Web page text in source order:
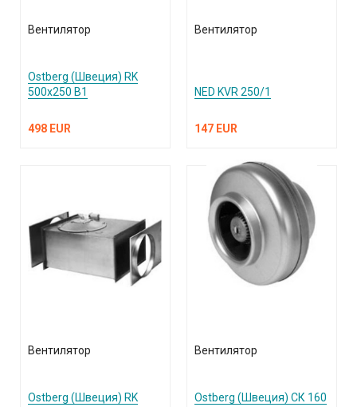
Вентилятор
Ostberg (Швеция) RK
500х250 В1
498 EUR
Вентилятор
NED KVR 250/1
147 EUR
Вентилятор
Ostberg (Швеция) RK
Вентилятор
Ostberg (Швеция) СК 160